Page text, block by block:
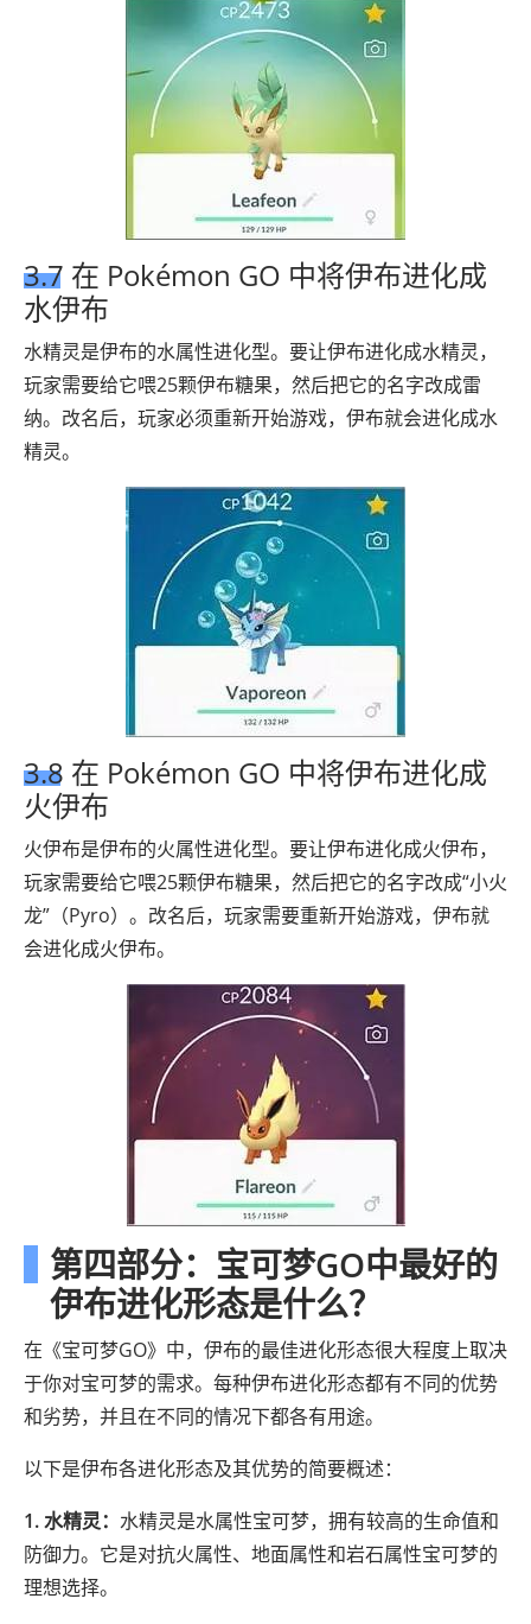
3.7 在 Pokémon GO 中将伊布进化成
水伊布
水精灵是伊布的水属性进化型。要让伊布进化成水精灵，
玩家需要给它喂25颗伊布糖果，然后把它的名字改成雷
纳。改名后，玩家必须重新开始游戏，伊布就会进化成水
精灵。
3.8 在 Pokémon GO 中将伊布进化成
火伊布
火伊布是伊布的火属性进化型。要让伊布进化成火伊布，
玩家需要给它喂25颗伊布糖果，然后把它的名字改成“小火
龙”（Pyro）。改名后，玩家需要重新开始游戏，伊布就
会进化成火伊布。
第四部分：宝可梦GO中最好的
伊布进化形态是什么？
在《宝可梦GO》中，伊布的最佳进化形态很大程度上取决
于你对宝可梦的需求。每种伊布进化形态都有不同的优势
和劣势，并且在不同的情况下都各有用途。
以下是伊布各进化形态及其优势的简要概述：
1. 水精灵： 水精灵是水属性宝可梦，拥有较高的生命值和
防御力。它是对抗火属性、地面属性和岩石属性宝可梦的
理想选择。